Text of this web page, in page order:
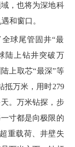
，也将为深地科
和窗口。
球尾管固井“最
陆上钻井突破万
上取芯“最深”等
抵万米，用时279
。万米钻探，步
寸都是向极限的
重载荷、井壁失